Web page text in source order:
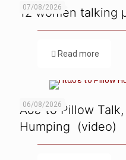
07/08/2026
12 women talking
Read more
06/08/2026
Ασε το Pillow
Humping (video)